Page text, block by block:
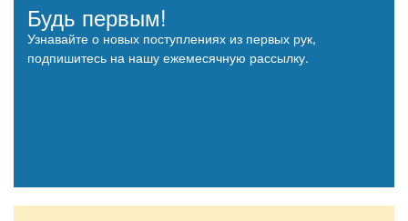
Будь первым!
Узнавайте о новых поступлениях из первых рук,
подпишитесь на нашу ежемесячную рассылку.